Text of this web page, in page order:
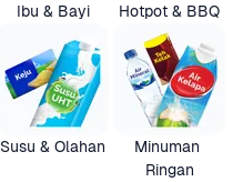
Ibu & Bayi Hotpot & BBQ
Susu & Olahan
Minuman
Ringan